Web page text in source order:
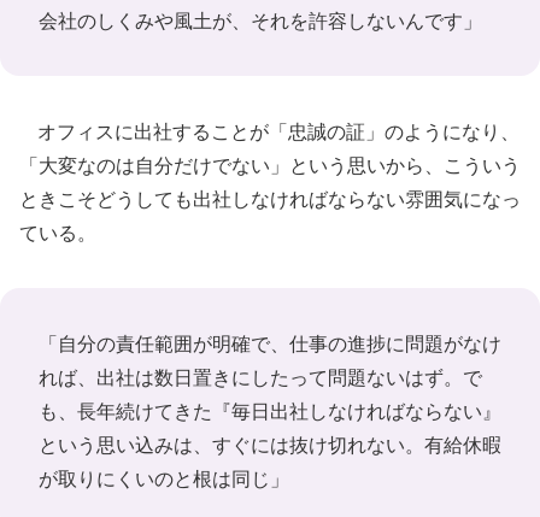
会社のしくみや風土が、それを許容しないんです」
オフィスに出社することが「忠誠の証」のようになり、
「大変なのは自分だけでない」という思いから、こういう
ときこそどうしても出社しなければならない雰囲気になっ
ている。
「自分の責任範囲が明確で、仕事の進捗に問題がなけ
れば、出社は数日置きにしたって問題ないはず。で
も、長年続けてきた『毎日出社しなければならない』
という思い込みは、すぐには抜け切れない。有給休暇
が取りにくいのと根は同じ」